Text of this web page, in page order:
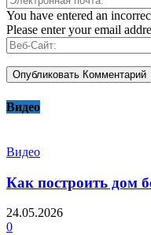
You have entered an
Please enter your email
Видео
Видео
Как построить дом
24.05.2026
0